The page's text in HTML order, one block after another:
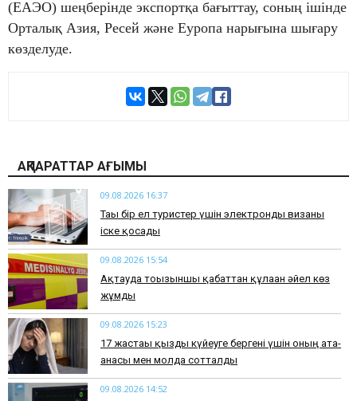
(ЕАЭО) шеңберінде экспортқа бағыттау, соның ішінде
Орталық Азия, Ресей және Еуропа нарығына шығару
көзделуде.
АҚПАРАТТАР АҒЫМЫ
09.08.2026 16:37
Тағы бір ел туристер үшін электронды визаны
іске қосады
09.08.2026 15:54
Ақтауда тоғызыншы қабаттан құлаған әйел көз
жұмды
09.08.2026 15:23
17 жастағы қызды күйеуге бергені үшін оның ата-
анасы мен молда сотталды
09.08.2026 14:52